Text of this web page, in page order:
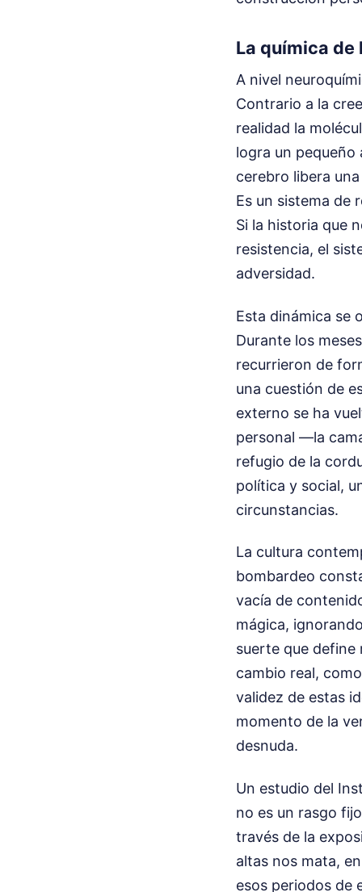
La química de
A nivel
Contrario a la
realidad la
logra un pequeño
cerebro libera
Es un sistema de
Si la historia que
resistencia, el
adversidad.
Esta dinámica se
Durante los
recurrieron de
una cuestión de
externo se ha
personal —la
refugio de la
política y social,
circunstancias.
La cultura
bombardeo
vacía de
mágica,
suerte que define
cambio real,
validez de estas
momento de la
desnuda.
Un estudio del
no es un rasgo
través de la
altas nos mata,
esos periodos de